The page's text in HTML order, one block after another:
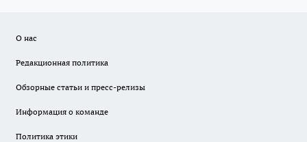
О нас
Редакционная политика
Обзорные статьи и пресс-релизы
Информация о команде
Политика этики